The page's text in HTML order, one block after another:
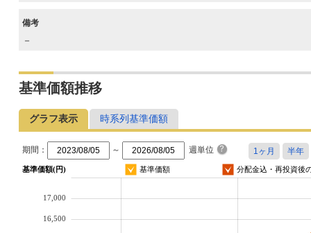
備考
－
基準価額推移
グラフ表示 時系列基準価額
期間： ～ 週単位
基準価額(円) 基準価額 分配金込・再投資後
16,500
17,000